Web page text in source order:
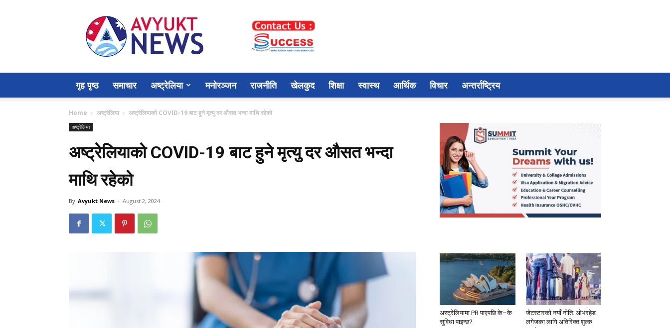
Avyukt
News
गृह पृष्ठ समाचार अष्ट्रेलिया मनोरञ्जन राजनीति खेलकुद शिक्षा स्वास्थ आर्थिक विचार अन्तर्राष्ट्रिय
Home अष्ट्रेलिया अष्ट्रेलियाको COVID-19 बाट हुने मृत्यु दर औसत भन्दा माथि रहेको
अष्ट्रेलिया
अष्ट्रेलियाको COVID-19 बाट हुने मृत्यु दर औसत भन्दा
माथि रहेको
By Avyukt News - August 2, 2024
अस्ट्रेलियामा PR पाएपछि के–के
सुविधा पाइन्छ?
जेटस्टारको नयाँ नीति: ओभरहेड
लगेजका लागि अतिरिक्त शुल्क